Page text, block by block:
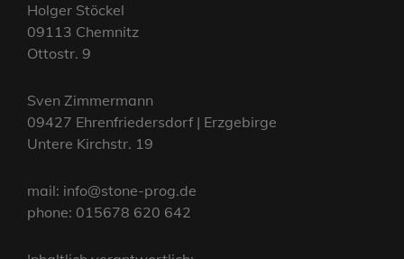
Holger Stöckel
09113 Chemnitz
Ottostr. 9
Sven Zimmermann
09427 Ehrenfriedersdorf | Erzgebirge
Untere Kirchstr. 19
mail: info@stone-prog.de
phone: 015678 620 642